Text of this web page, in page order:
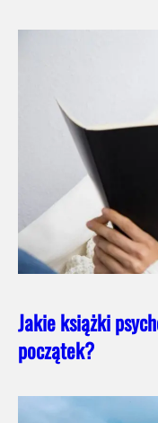
Jakie książki
początek?